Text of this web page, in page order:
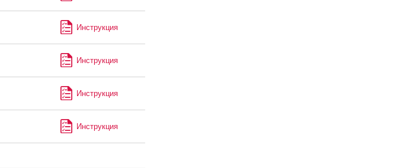
Инструкция
Инструкция
Инструкция
Инструкция